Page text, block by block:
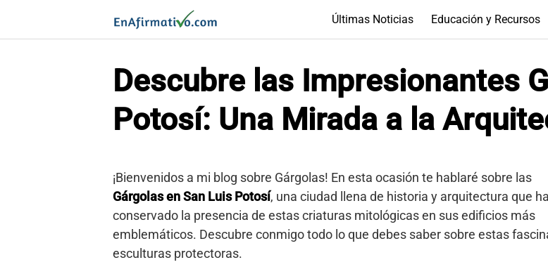
contenido
Últimas Noticias Educación y Recursos
Descubre las Impresionantes
Potosí: Una Mirada a la
¡Bienvenidos a mi blog sobre Gárgolas! En esta ocasión te hablaré sobre las
Gárgolas en San Luis Potosí, una ciudad llena de historia y arquitectura que ha
conservado la presencia de estas criaturas mitológicas en sus edificios más
emblemáticos. Descubre conmigo todo lo que debes saber sobre estas
esculturas protectoras.